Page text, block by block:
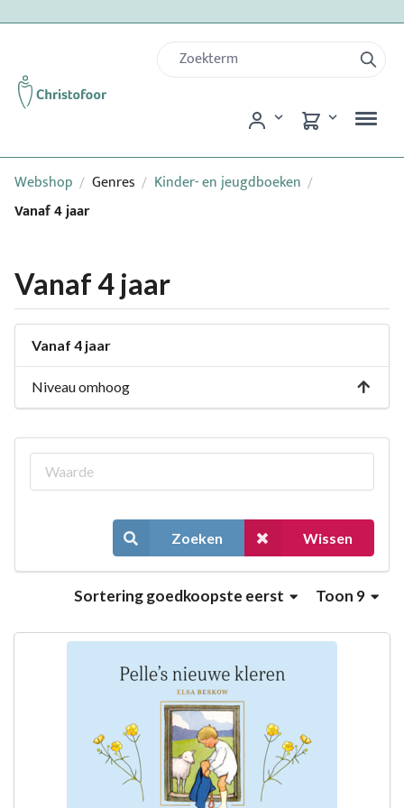
Webshop / Genres / Kinder- en jeugdboeken /
Vanaf 4 jaar
Vanaf 4 jaar
Vanaf 4 jaar
Niveau omhoog
Zoeken Wissen
Toon 9
Sorteringgoedkoopste eerst